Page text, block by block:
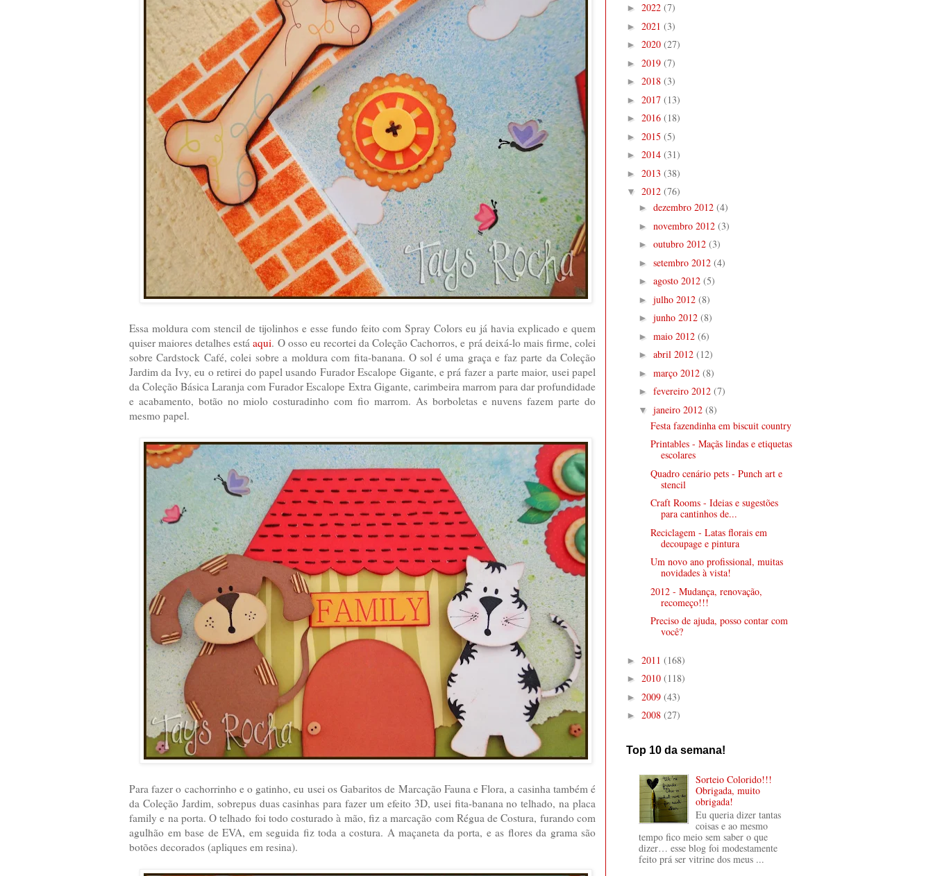
Essa moldura com stencil de tijolinhos e esse fundo feito com Spray Colors eu já havia explicado e quem
quiser maiores detalhes estáaqui. O osso eu recortei da Coleção Cachorros, e prá deixá-lo mais firme, colei
sobre Cardstock Café, colei sobre a moldura com fita-banana. O sol é uma graça e faz parte da Coleção
Jardim da Ivy, eu o retirei do papel usando Furador Escalope Gigante, e prá fazer a parte maior, usei papel
da Coleção Básica Laranja com Furador Escalope Extra Gigante, carimbeira marrom para dar profundidade
e acabamento, botão no miolo costuradinho com fio marrom. As borboletas e nuvens fazem parte do
mesmo papel.
Para fazer o cachorrinho e o gatinho, eu usei os Gabaritos de Marcação Fauna e Flora, a casinha também é
da Coleção Jardim, sobrepus duas casinhas para fazer um efeito 3D, usei fita-banana no telhado, na placa
family e na porta. O telhado foi todo costurado à mão, fiz a marcação com Régua de Costura, furando com
agulhão em base de EVA, em seguida fiz toda a costura. A maçaneta da porta, e as flores da grama são
botões decorados (apliques em resina).
► 2022 (7)
► 2021 (3)
► 2020 (27)
► 2019 (7)
► 2018 (3)
► 2017 (13)
► 2016 (18)
► 2015 (5)
► 2014 (31)
► 2013 (38)
▼ 2012 (76)
► dezembro 2012 (4)
► novembro 2012 (3)
► outubro 2012 (3)
► setembro 2012 (4)
► agosto 2012 (5)
► julho 2012 (8)
► junho 2012 (8)
► maio 2012 (6)
► abril 2012 (12)
► março 2012 (8)
► fevereiro 2012 (7)
▼ janeiro 2012 (8)
Festa fazendinha em biscuit country
Printables - Maçãs lindas e etiquetas
escolares
Quadro cenário pets - Punch art e
stencil
Craft Rooms - Ideias e sugestões
para cantinhos de...
Reciclagem - Latas florais em
decoupage e pintura
Um novo ano profissional, muitas
novidades à vista!
2012 - Mudança, renovação,
recomeço!!!
Preciso de ajuda, posso contar com
você?
► 2011 (168)
► 2010 (118)
► 2009 (43)
► 2008 (27)
Top 10 da semana!
Sorteio Colorido!!!
Obrigada, muito
obrigada!
Eu queria dizer tantas
coisas e ao mesmo
tempo fico meio sem saber o que
dizer… esse blog foi modestamente
feito prá ser vitrine dos meus ...